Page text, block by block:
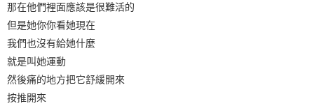
那在他們裡面應該是很難活的
但是她你你看她現在
我們也沒有給她什麼
就是叫她運動
然後痛的地方把它舒緩開來
按推開來